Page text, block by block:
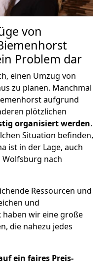
von
Problem dar
einen Umzug von
zu planen. Manchmal
aufgrund
plötzlichen
organisiert werden.
Situation befinden,
ist in der Lage, auch
nach
Ressourcen und
und
haben wir eine große
die nahezu jedes
ein faires Preis-